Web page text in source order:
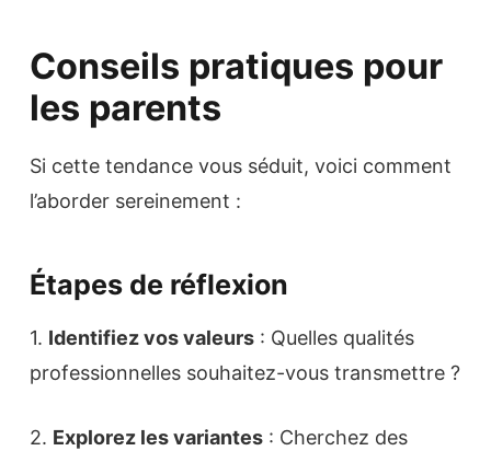
Conseils pratiques pour
les parents
Si cette tendance vous séduit, voici comment
l’aborder sereinement :
Étapes de réflexion
1. Identifiez vos valeurs : Quelles qualités
professionnelles souhaitez-vous transmettre ?
2. Explorez les variantes : Cherchez des